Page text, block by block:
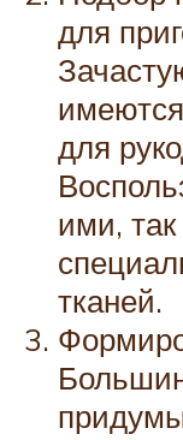
для
для
ими,
тканей.